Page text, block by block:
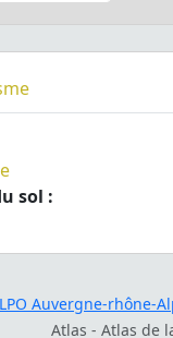
sol :
LPO Auvergne-rhône-
Atlas - Atlas de